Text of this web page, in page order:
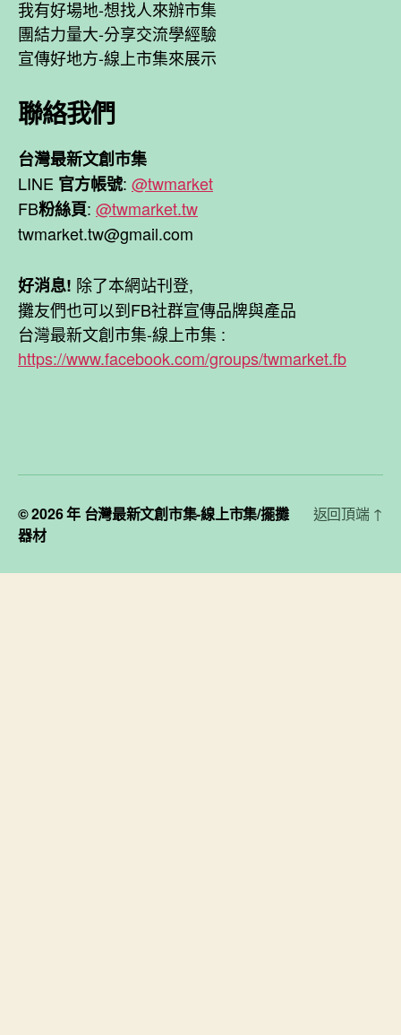
我有好場地-想找人來辦市集
團結力量大-分享交流學經驗
宣傳好地方-線上市集來展示
聯絡我們
台灣最新文創市集
LINE 官方帳號: @twmarket
FB粉絲頁: @twmarket.tw
twmarket.tw@gmail.com
好消息! 除了本網站刊登,
攤友們也可以到FB社群宣傳品牌與產品
台灣最新文創市集-線上市集 :
https://www.facebook.com/groups/twmarket.fb
© 2026 年 台灣最新文創市集-線上市集/擺攤
器材
返回頂端 ↑